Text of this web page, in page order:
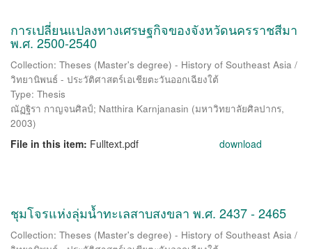
การเปลี่ยนแปลงทางเศรษฐกิจของจังหวัดนครราชสีมา
พ.ศ. 2500-2540
Collection: Theses (Master's degree) - History of Southeast Asia /
วิทยานิพนธ์ - ประวัติศาสตร์เอเชียตะวันออกเฉียงใต้
Type: Thesis
ณัฏฐิรา กาญจนศิลป์; Natthira Karnjanasin (มหาวิทยาลัยศิลปากร,
2003)
File in this item: Fulltext.pdf download
ชุมโจรแห่งลุ่มน้ำทะเลสาบสงขลา พ.ศ. 2437 - 2465
Collection: Theses (Master's degree) - History of Southeast Asia /